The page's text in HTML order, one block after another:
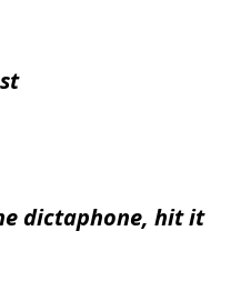
dictaphone, hit it